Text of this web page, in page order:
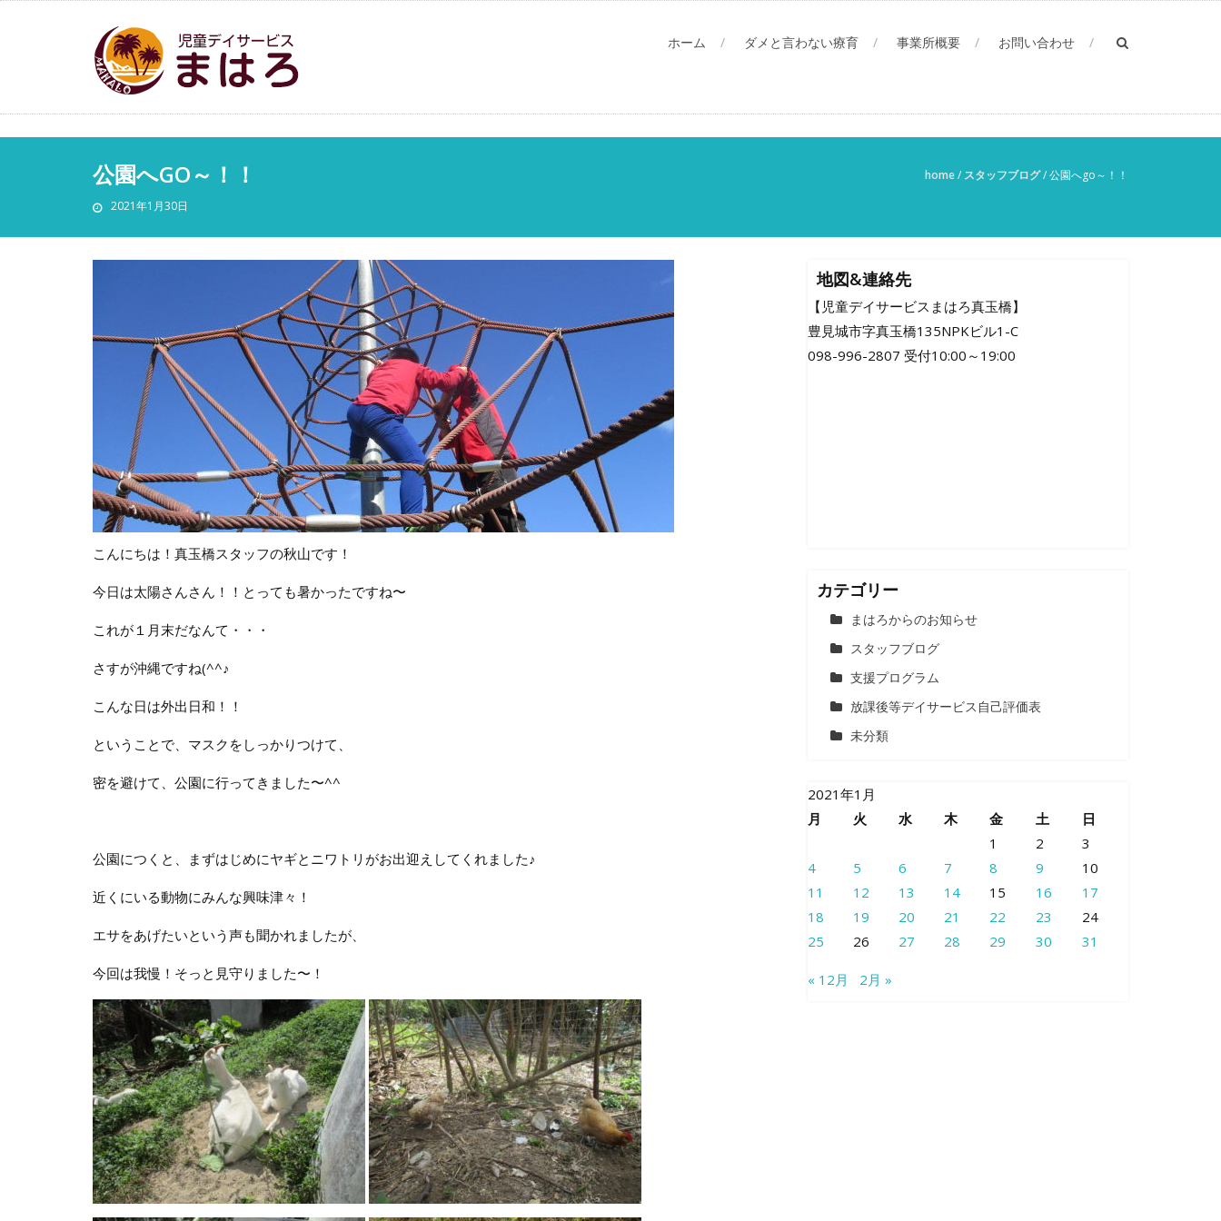
ホーム ダメと言わない療育 事業所概要 お問い合わせ
公園へGO～！！
2021年1月30日
home/ スタッフブログ/公園へgo～！！
こんにちは！真玉橋スタッフの秋山です！
今日は太陽さんさん！！とっても暑かったですね〜
これが１月末だなんて・・・
さすが沖縄ですね(^^♪
こんな日は外出日和！！
ということで、マスクをしっかりつけて、
密を避けて、公園に行ってきました〜^^
公園につくと、まずはじめにヤギとニワトリがお出迎えしてくれました♪
近くにいる動物にみんな興味津々！
エサをあげたいという声も聞かれましたが、
今回は我慢！そっと見守りました〜！
地図&連絡先
【児童デイサービスまはろ真玉橋】
豊見城市字真玉橋135NPKビル1-C
098-996-2807 受付10:00～19:00
カテゴリー
まはろからのお知らせ
スタッフブログ
支援プログラム
放課後等デイサービス自己評価表
未分類
2021年1月
月
火 水 木 金 土
日
1
2
3
4
5 6 7 8 9
10
11
12 13 14 15 16
17
18
19 20 21 22 23
24
25
26 27 28 29 30 31
« 12月 2月 »